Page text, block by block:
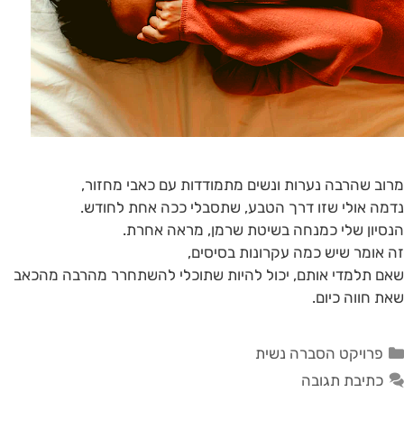
מרוב שהרבה נערות ונשים מתמודדות עם כאבי מחזור,
נדמה אולי שזו דרך הטבע, שתסבלי ככה אחת לחודש.
הנסיון שלי כמנחה בשיטת שרמן, מראה אחרת.
זה אומר שיש כמה עקרונות בסיסים,
שאם תלמדי אותם, יכול להיות שתוכלי להשתחרר מהרבה מהכאב
שאת חווה כיום.
פרויקט הסברה נשית
כתיבת תגובה